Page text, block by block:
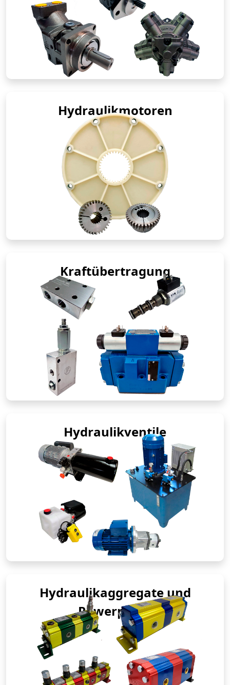
Hydraulikmotoren
Kraftübertragung
Hydraulikventile
Hydraulikaggregate und
Powerpacks